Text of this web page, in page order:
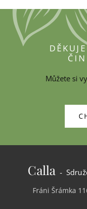
Můžete si
Calla -
Fráni Šrámka